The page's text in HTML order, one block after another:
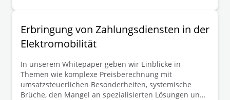
Erbringung von Zahlungsdiensten in der
Elektromobilität
In unserem Whitepaper geben wir Einblicke in
Themen wie komplexe Preisberechnung mit
umsatzsteuerlichen Besonderheiten, systemische
Brüche, den Mangel an spezialisierten Lösungen und